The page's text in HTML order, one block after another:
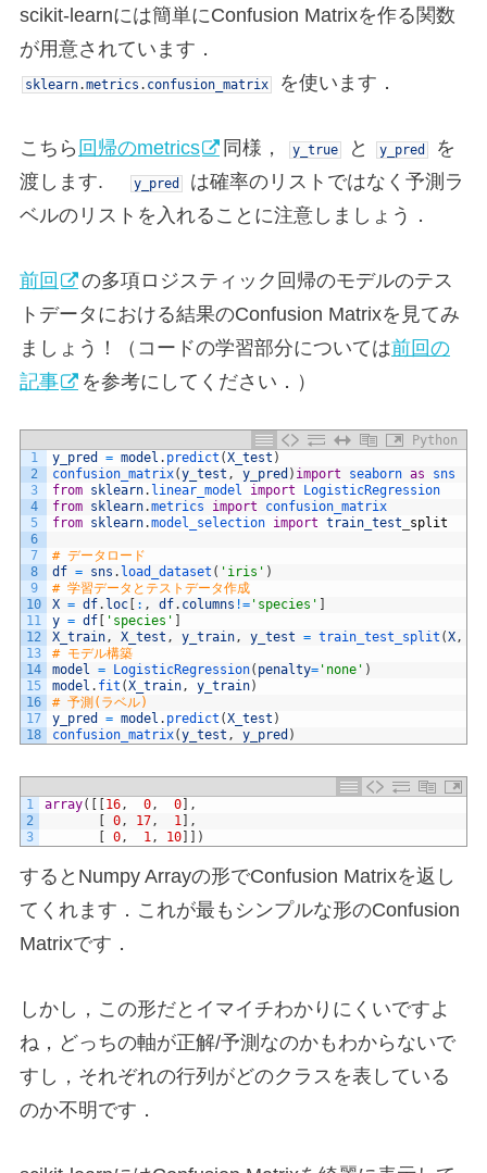
scikit-learnには簡単にConfusion Matrixを作る関数
が用意されています．
sklearn.metrics . confusion_matrix を使います．
こちら 回帰のmetrics 同様， y_true と y_pred
を
渡します.
y_pred
は確率のリストではなく予測ラ
ベルのリストを入れることに注意しましょう．
前回
の多項ロジスティック回帰のモデルのテス
トデータにおける結果のConfusion Matrixを見てみ
ましょう！（コードの学習部分については前回の
記事
を参考にしてください．）
Python
1
2
3
4
5
6
7
8
9
10
11
12
13
14
15
16
17
18
y_pred = model . predict (X_test )
confusion_matrix(y_test , y_pred ) import seaborn as
sns
from sklearn. linear_model import
LogisticRegression
from sklearn.metrics import
confusion_matrix
from sklearn.model_selection import train_test split
# データロード
df = sns . load_dataset ( 'iris' )
# 学習データとテストデータ作成
X = df. loc : , df. columns != 'species'
y = df 'species'
X_train, X_test , y_train, y_test = train_test_split (X,
# モデル構築
model = LogisticRegression( penalty= 'none' )
model . fit (X_train, y_train)
# 予測(ラベル)
y_pred
= model . predict (X_test )
confusion_matrix(y_test , y_pred )
1
2
3
array( 16, 0, 0
,
0, 17, 1
,
0, 1, 10 )
するとNumpy Arrayの形でConfusion Matrixを返し
てくれます．これが最もシンプルな形のConfusion
Matrixです．
しかし，この形だとイマイチわかりにくいですよ
ね，どっちの軸が正解/予測なのかもわからないで
すし，それぞれの行列がどのクラスを表している
のか不明です．